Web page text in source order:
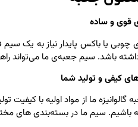
قوی و ساده
یا باکس پایدار نیاز به یک
باشد. سیم جعبه‌ی ما می‌تواند
کیفی و تولید شما
گالوانیزه ما از مواد اولیه با
باشیم. سیم ما در بسته‌بندی های